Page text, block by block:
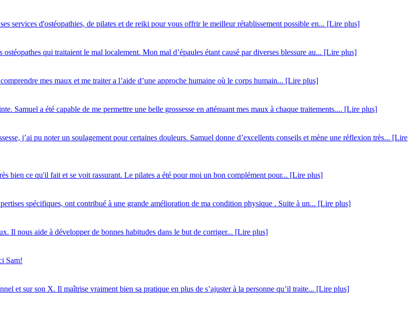
services d'ostéopathies, de pilates et de reiki pour vous offrir le meilleur rétablissement possible en... [Lire plus]
qui traitaient le mal localement. Mon mal d’épaules étant causé par diverses blessure au... [Lire plus]
mes maux et me traiter a l’aide d’une approche humaine où le corps humain... [Lire plus]
Samuel a été capable de me permettre une belle grossesse en atténuant mes maux à chaque traitements.... [Lire plus]
j’ai pu noter un soulagement pour certaines douleurs. Samuel donne d’excellents conseils et mène une réflexion très... [Lire
bien ce qu'il fait et se voit rassurant. Le pilates a été pour moi un bon complément pour... [Lire plus]
spécifiques, ont contribué à une grande amélioration de ma condition physique . Suite à un... [Lire plus]
Il nous aide à développer de bonnes habitudes dans le but de corriger... [Lire plus]
Sam!
et sur son X. Il maîtrise vraiment bien sa pratique en plus de s’ajuster à la personne qu’il traite... [Lire plus]